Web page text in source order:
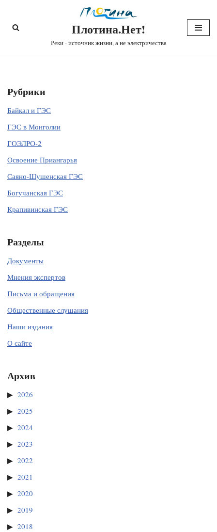
Перейти
Плотина.Нет!
Реки - источник жизни, а не электричества
Рубрики
Байкал и ГЭС
ГЭС в Монголии
ГОЭЛРО-2
Освоение Приангарья
Саяно-Шушенская ГЭС
Богучанская ГЭС
Крапивинская ГЭС
Разделы
Документы
Мнения экспертов
Письма и обращения
Общественные слушания
Наши издания
О сайте
Архив
2026
2025
2024
2023
2022
2021
2020
2019
2018